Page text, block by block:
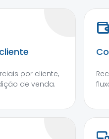
por cliente,
de venda.